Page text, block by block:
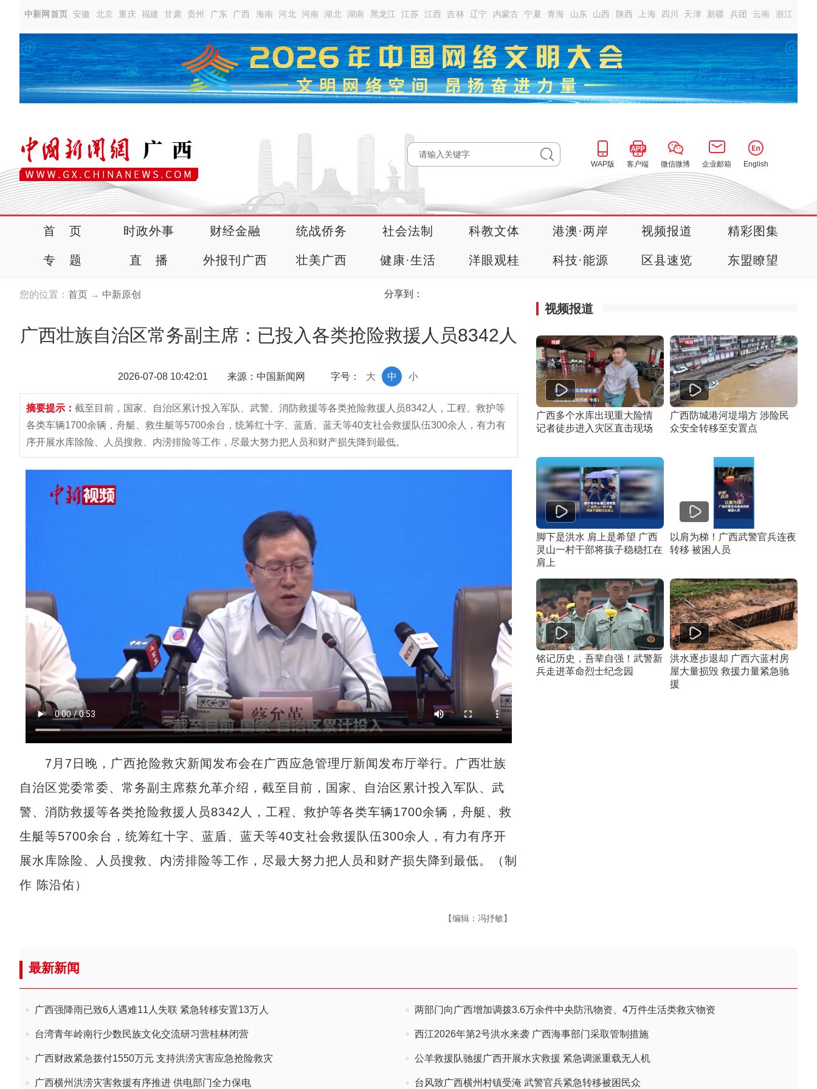
中新网首页 安徽 北京 重庆 福建 甘肃 贵州 广东 广西 海南 河北 河南 湖北 湖南 黑龙江 江苏 江西 吉林 辽宁 内蒙古 宁夏 青海 山东 山西 陕西 上海 四川 天津 新疆 兵团 云南 浙江
WAP版 客户端 微信微博 企业邮箱 English
首 页 时政外事 财经金融 统战侨务 社会法制 科教文体 港澳·两岸 视频报道 精彩图集
专 题 直 播 外报刊广西 壮美广西 健康·生活 洋眼观桂 科技·能源 区县速览 东盟瞭望
您的位置： 首页 → 中新原创 分享到：
广西壮族自治区常务副主席：已投入各类抢险救援人员8342人
2026-07-08 10:42:01 来源：中国新闻网 字号： 小
中
大
摘要提示： 截至目前，国家、自治区累计投入军队、武警、消防救援等各类抢险救援人员8342人，工程、救护等
各类车辆1700余辆，舟艇、救生艇等5700余台，统筹红十字、蓝盾、蓝天等40支社会救援队伍300余人，有力有
序开展水库除险、人员搜救、内涝排险等工作，尽最大努力把人员和财产损失降到最低。
7月7日晚，广西抢险救灾新闻发布会在广西应急管理厅新闻发布厅举行。广西壮族
自治区党委常委、常务副主席蔡允革介绍，截至目前，国家、自治区累计投入军队、武
警、消防救援等各类抢险救援人员8342人，工程、救护等各类车辆1700余辆，舟艇、救
生艇等5700余台，统筹红十字、蓝盾、蓝天等40支社会救援队伍300余人，有力有序开
展水库除险、人员搜救、内涝排险等工作，尽最大努力把人员和财产损失降到最低。（制
作 陈沿佑）
【编辑：冯抒敏】
视频报道
广西多个水库出现重大险情
记者徒步进入灾区直击现场
广西防城港河堤塌方 涉险民
众安全转移至安置点
脚下是洪水 肩上是希望 广西
灵山一村干部将孩子稳稳扛在
肩上
以肩为梯！广西武警官兵连夜
转移 被困人员
铭记历史，吾辈自强！武警新
兵走进革命烈士纪念园
洪水逐步退却 广西六蓝村房
屋大量损毁 救援力量紧急驰
援
最新新闻
广西强降雨已致6人遇难11人失联 紧急转移安置13万人 两部门向广西增加调拨3.6万余件中央防汛物资、4万件生活类救灾物资
台湾青年岭南行少数民族文化交流研习营桂林闭营 西江2026年第2号洪水来袭 广西海事部门采取管制措施
广西财政紧急拨付1550万元 支持洪涝灾害应急抢险救灾 公羊救援队驰援广西开展水灾救援 紧急调派重载无人机
广西横州洪涝灾害救援有序推进 供电部门全力保电 台风致广西横州村镇受淹 武警官兵紧急转移被困民众